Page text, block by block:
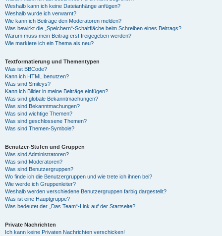
Weshalb kann ich keine Dateianhänge anfügen?
Weshalb wurde ich verwarnt?
Wie kann ich Beiträge den Moderatoren melden?
Was bewirkt die „Speichern“-Schaltfläche beim Schreiben eines Beitrags?
Warum muss mein Beitrag erst freigegeben werden?
Wie markiere ich ein Thema als neu?
Textformatierung und Thementypen
Was ist BBCode?
Kann ich HTML benutzen?
Was sind Smileys?
Kann ich Bilder in meine Beiträge einfügen?
Was sind globale Bekanntmachungen?
Was sind Bekanntmachungen?
Was sind wichtige Themen?
Was sind geschlossene Themen?
Was sind Themen-Symbole?
Benutzer-Stufen und Gruppen
Was sind Administratoren?
Was sind Moderatoren?
Was sind Benutzergruppen?
Wo finde ich die Benutzergruppen und wie trete ich ihnen bei?
Wie werde ich Gruppenleiter?
Weshalb werden verschiedene Benutzergruppen farbig dargestellt?
Was ist eine Hauptgruppe?
Was bedeutet der „Das Team“-Link auf der Startseite?
Private Nachrichten
Ich kann keine Privaten Nachrichten verschicken!